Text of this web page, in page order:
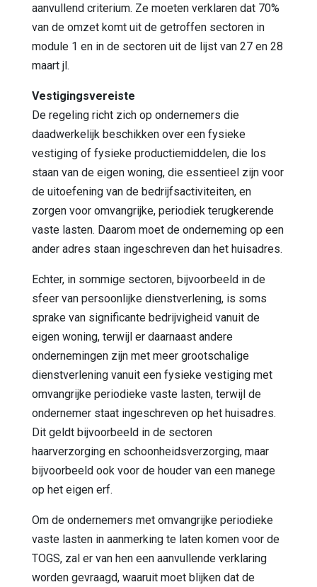
aanvullend criterium. Ze moeten verklaren dat 70%
van de omzet komt uit de getroffen sectoren in
module 1 en in de sectoren uit de lijst van 27 en 28
maart jl.
Vestigingsvereiste
De regeling richt zich op ondernemers die
daadwerkelijk beschikken over een fysieke
vestiging of fysieke productiemiddelen, die los
staan van de eigen woning, die essentieel zijn voor
de uitoefening van de bedrijfsactiviteiten, en
zorgen voor omvangrijke, periodiek terugkerende
vaste lasten. Daarom moet de onderneming op een
ander adres staan ingeschreven dan het huisadres.
Echter, in sommige sectoren, bijvoorbeeld in de
sfeer van persoonlijke dienstverlening, is soms
sprake van significante bedrijvigheid vanuit de
eigen woning, terwijl er daarnaast andere
ondernemingen zijn met meer grootschalige
dienstverlening vanuit een fysieke vestiging met
omvangrijke periodieke vaste lasten, terwijl de
ondernemer staat ingeschreven op het huisadres.
Dit geldt bijvoorbeeld in de sectoren
haarverzorging en schoonheidsverzorging, maar
bijvoorbeeld ook voor de houder van een manege
op het eigen erf.
Om de ondernemers met omvangrijke periodieke
vaste lasten in aanmerking te laten komen voor de
TOGS, zal er van hen een aanvullende verklaring
worden gevraagd, waaruit moet blijken dat de